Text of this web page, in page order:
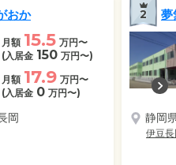
おか
月額 15.5 万円〜
(入居金 150 万円〜)
月額 17.9 万円〜
(入居金 0 万円〜)
岡
2 夢
静岡
伊豆